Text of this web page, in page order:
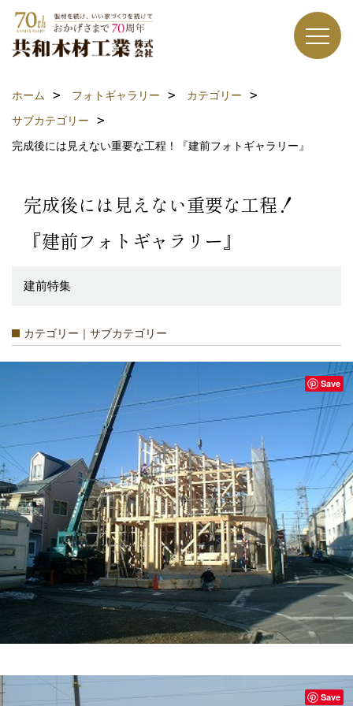
ホーム フォトギャラリー
カテゴリー
サブカテゴリー
完成後には見えない重要な工程！『建前フォトギャラリー』
完成後には見えない重要な工程！
『建前フォトギャラリー』
建前特集
カテゴリー｜サブカテゴリー
Save
Save